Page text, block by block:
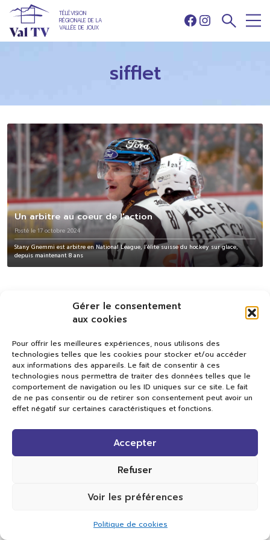
Gérer le consentement
aux cookies
Pour offrir les meilleures expériences, nous utilisons des
technologies telles que les cookies pour stocker et/ou accéder
aux informations des appareils. Le fait de consentir à ces
technologies nous permettra de traiter des données telles que le
comportement de navigation ou les ID uniques sur ce site. Le fait
de ne pas consentir ou de retirer son consentement peut avoir un
effet négatif sur certaines caractéristiques et fonctions.
Accepter
Refuser
Voir les préférences
Politique de cookies
TÉLÉVISION
RÉGIONALE DE LA
VALLÉE DE JOUX
Facebook
Instagram
sifflet
Un arbitre au coeur de l'action
Posté le 17 octobre 2024
Stany Gnemmi est arbitre en National League, l’élite suisse du hockey sur glace,
depuis maintenant 8 ans
Val TV
Centre de Compétences Médias
Rue du Pont-Neuf 24
Tous droits réservés.
Réalisation Cavin-Baudat Digital Lab